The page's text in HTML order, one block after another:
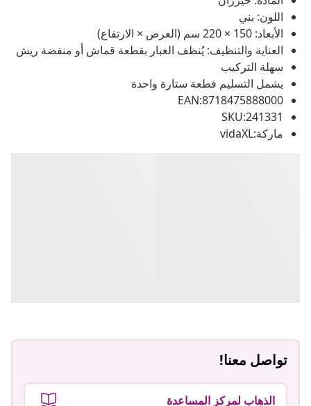
اللون: بني
الأبعاد: 150 × 220 سم (العرض × الارتفاع)
العناية والتنظيف: يُنظف الغبار بقطعة قماش أو منفضة ريش
سهلة التركيب
يشمل التسليم قطعة ستارة واحدة
EAN:8718475888000
SKU:241331
ماركة:vidaXL
تواصل معنا!
الذهاب لمركز المساعدة